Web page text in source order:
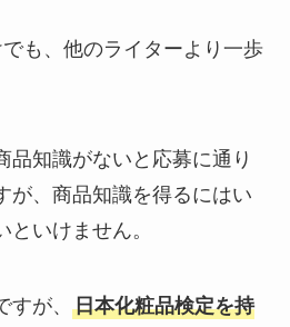
も、他のライターより一歩
品知識がないと応募に通り
が、商品知識を得るにはい
いけません。
が、
日本化粧品検定を持